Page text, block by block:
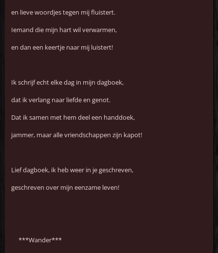
en lieve woordjes tegen mij fluistert.
Iemand die mijn hart wil verwarmen,
en dan een keertje naar mij luistert!
Ik schrijf echt elke dag in mijn dagboek,
dat ik verlang naar liefde en genot.
Dat ik samen met hem deel een handdoek,
jammer, maar alle vriendschappen zijn kapot!
Lief dagboek, ik heb weer in je geschreven,
geschreven over mijn eenzame leven!
***Wander***